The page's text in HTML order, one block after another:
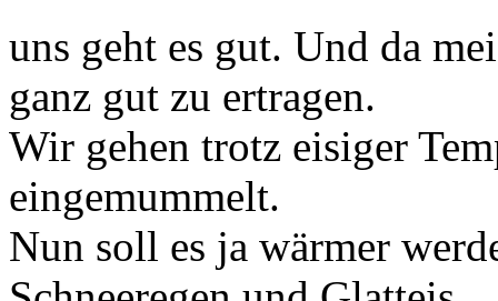
uns geht es gut. Und da
ganz gut zu ertragen.
Wir gehen trotz eisiger
eingemummelt.
Nun soll es ja wärmer